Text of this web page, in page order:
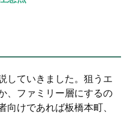
していきました。狙うエ
、ファミリー層にするの
けであれば板橋本町、